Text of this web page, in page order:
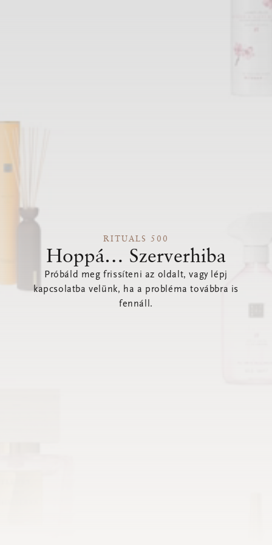
RITUALS 500
Hoppá… Szerverhiba
Próbáld meg frissíteni az oldalt, vagy lépj
kapcsolatba velünk, ha a probléma továbbra is
fennáll.